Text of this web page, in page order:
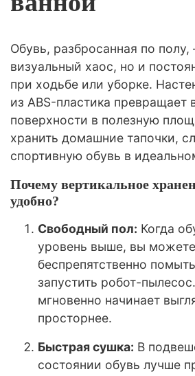
Обувь, разбросанная по
визуальный хаос, но и
при ходьбе или уборке.
из ABS-пластика превращает
поверхности в полезную
хранить домашние тапочки,
спортивную обувь в
Почему вертикальное
удобно?
Свободный пол: Когда
уровень выше, вы можете
беспрепятственно
запустить робот-
мгновенно начинает
просторнее.
Быстрая сушка: В
состоянии обувь лучше